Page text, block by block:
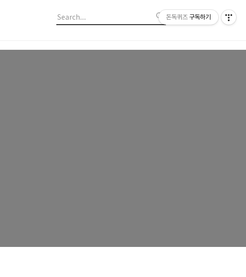
돈독퀴즈 구독하기